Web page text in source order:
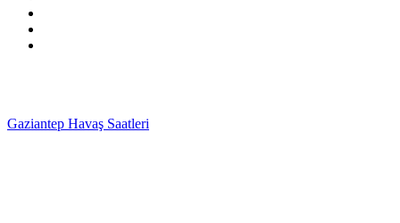
Gaziantep Havaş Saatleri